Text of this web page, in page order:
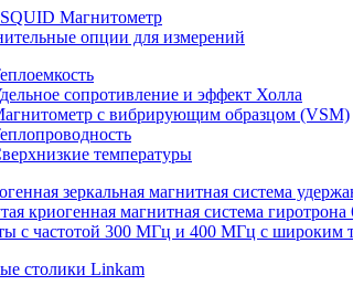
Магнитометр
опции для измерений
сопротивление и эффект Холла
с вибрирующим образцом (VSM)
температуры
зеркальная магнитная система
криогенная магнитная система гиротрона
с частотой 300 МГц и 400 МГц с широким
столики Linkam